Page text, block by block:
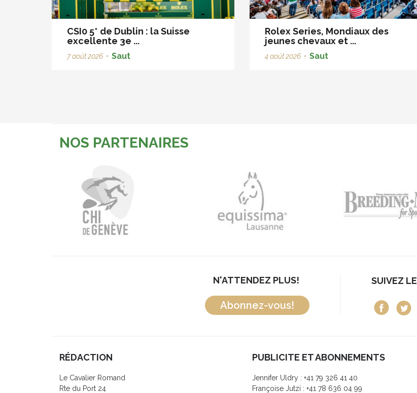
CSI0 5* de Dublin : la Suisse
excellente 3e ...
7 août 2026 • Saut
Rolex Series, Mondiaux des
jeunes chevaux et ...
4 août 2026 • Saut
NOS PARTENAIRES
N'ATTENDEZ PLUS!
Abonnez-vous!
SUIVEZ LE
RÉDACTION
Le Cavalier Romand
Rte du Port 24
PUBLICITE ET ABONNEMENTS
Jennifer Uldry : +41 79 326 41 40
Françoise Jutzi : +41 78 636 04 99